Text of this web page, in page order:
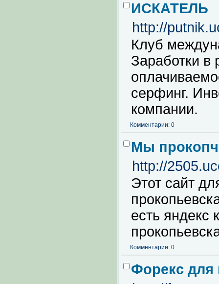
ИСКАТЕЛЬ
http://
Клуб
Заработки в
серфинг.
компании.
Комментарии: 0
Мы
http://
Этот сайт
есть яндекс
Комментарии: 0
Форекс для